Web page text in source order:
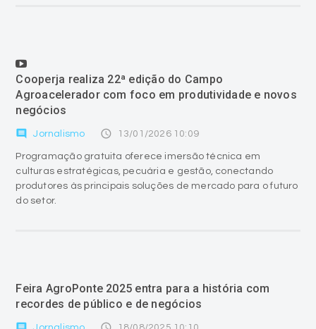
Cooperja realiza 22ª edição do Campo
Agroacelerador com foco em produtividade e novos
negócios
comment Jornalismo access_time 13/01/2026 10:09
Programação gratuita oferece imersão técnica em
culturas estratégicas, pecuária e gestão, conectando
produtores às principais soluções de mercado para o futuro
do setor.
Feira AgroPonte 2025 entra para a história com
recordes de público e de negócios